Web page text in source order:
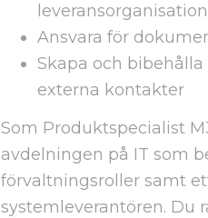
Ansvara för
Skapa och
externa kontakter
Som Produktspecialist
avdelningen på IT som
förvaltningsroller samt
systemleverantören. Du